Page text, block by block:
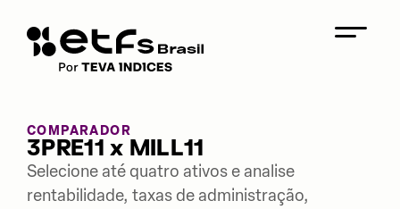
COMPARADOR
3PRE11 x MILL11
Selecione até quatro ativos e analise
rentabilidade, taxas de administração,